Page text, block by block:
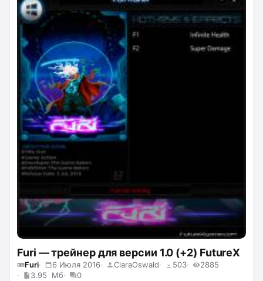
Furi — трейнер для версии 1.0 (+2) FutureX
Furi 6 Июля 2016 ClaraOswald 503
2885
3.95 Мб
0